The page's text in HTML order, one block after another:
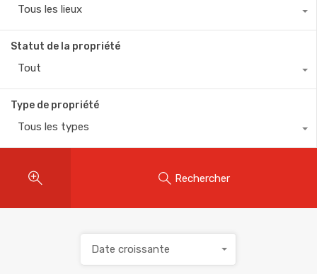
Tous les lieux
Statut de la propriété
Tout
Type de propriété
Tous les types
Rechercher
Date croissante